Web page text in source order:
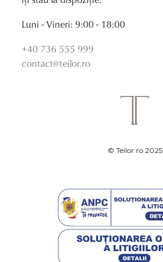
Luni - Vineri: 9:00 - 18:00
+40 736 555 999
contact@teilor.ro
© Teilor.ro 2025